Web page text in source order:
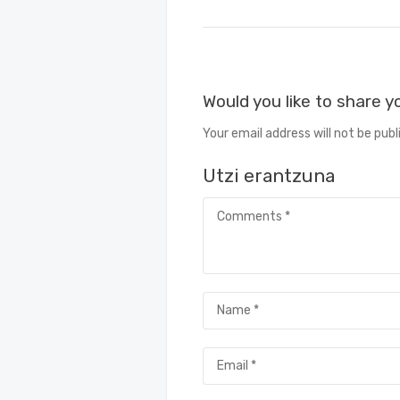
Would you like to share
Your email address will not be
Utzi erantzuna